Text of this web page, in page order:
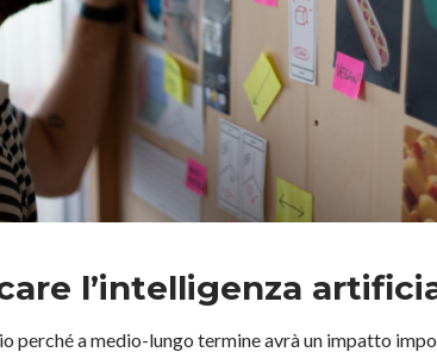
l’intelligenza
perché a medio-lungo termine avrà un impatto